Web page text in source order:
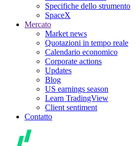
Specifiche dello strumento
SpaceX
Mercato
Market news
Quotazioni in tempo reale
Calendario economico
Corporate actions
Updates
Blog
US earnings season
Learn TradingView
Client sentiment
Contatto